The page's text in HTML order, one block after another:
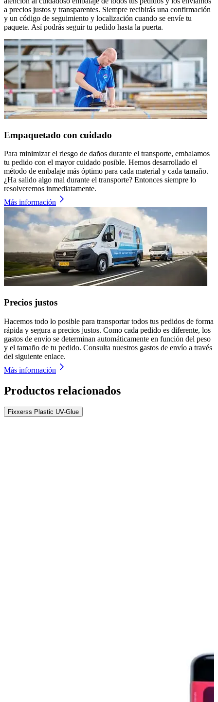
a precios justos y transparentes. Siempre recibirás una confirmación
y un código de seguimiento y localización cuando se envíe tu
paquete. Así podrás seguir tu pedido hasta la puerta.
Empaquetado con cuidado
Para minimizar el riesgo de daños durante el transporte, embalamos
tu pedido con el mayor cuidado posible. Hemos desarrollado el
método de embalaje más óptimo para cada material y cada tamaño.
¿Ha salido algo mal durante el transporte? Entonces siempre lo
resolveremos inmediatamente.
Más información
Precios justos
Hacemos todo lo posible para transportar todos tus pedidos de forma
rápida y segura a precios justos. Como cada pedido es diferente, los
gastos de envío se determinan automáticamente en función del peso
y el tamaño de tu pedido. Consulta nuestros gastos de envío a través
del siguiente enlace.
Más información
Productos relacionados
Fixxerss Plastic UV-Glue